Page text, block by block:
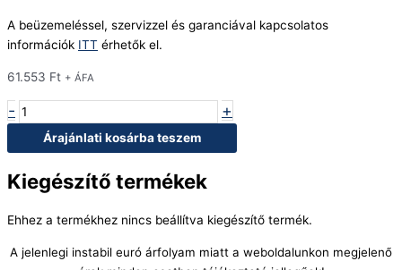
A beüzemeléssel, szervizzel és garanciával kapcsolatos
információk ITT érhetők el.
61.553 Ft + ÁFA
- +
Árajánlati kosárba teszem
Kiegészítő termékek
Ehhez a termékhez nincs beállítva kiegészítő termék.
A jelenlegi instabil euró árfolyam miatt a weboldalunkon megjelenő